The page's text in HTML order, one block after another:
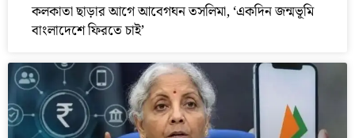
কলকাতা ছাড়ার আগে আবেগঘন তসলিমা, ‘একদিন জন্মভূমি
বাংলাদেশে ফিরতে চাই’